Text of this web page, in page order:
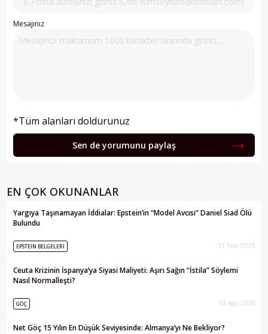
Mesajınız
*Tüm alanları doldurunuz
Sen de yorumunu paylaş
EN ÇOK OKUNANLAR
Yargıya Taşınamayan İddialar: Epstein’in “Model Avcısı” Daniel Siad Ölü
Bulundu
EPSTEIN BELGELERI 31 Tem 2026
Ceuta Krizinin İspanya’ya Siyasi Maliyeti: Aşırı Sağın “İstila” Söylemi
Nasıl Normalleşti?
GÖÇ 03 Ağu 2026
Net Göç 15 Yılın En Düşük Seviyesinde: Almanya’yı Ne Bekliyor?